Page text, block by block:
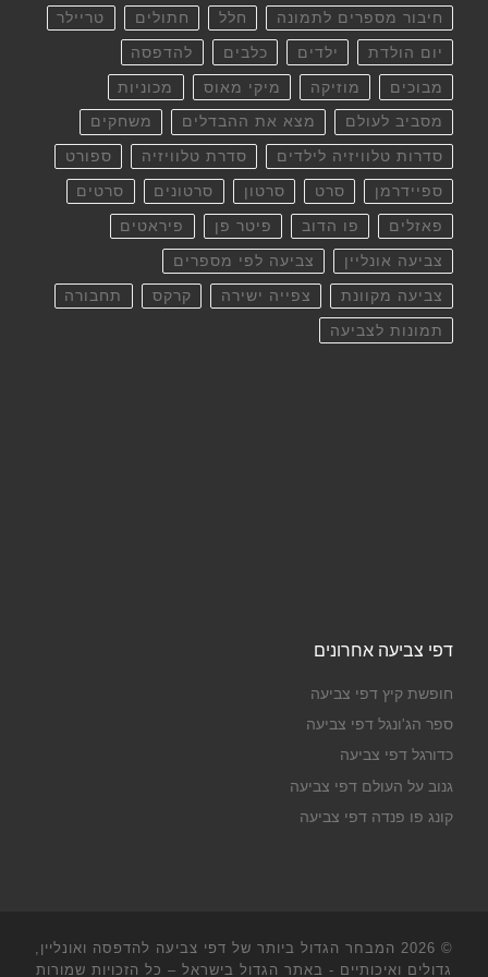
חיבור מספרים לתמונה חלל חתולים טריילר
יום הולדת ילדים כלבים להדפסה
מבוכים מוזיקה מיקי מאוס מכוניות
מסביב לעולם מצא את ההבדלים משחקים
סדרות טלוויזיה לילדים סדרת טלוויזיה ספורט
ספיידרמן סרט סרטון סרטונים סרטים
פאזלים פו הדוב פיטר פן פיראטים
צביעה אונליין צביעה לפי מספרים
צביעה מקוונת צפייה ישירה קרקס תחבורה
תמונות לצביעה
דפי צביעה אחרונים
חופשת קיץ דפי צביעה
ספר הג'ונגל דפי צביעה
כדורגל דפי צביעה
גנוב על העולם דפי צביעה
קונג פו פנדה דפי צביעה
© 2026
המבחר הגדול ביותר של דפי צביעה להדפסה ואונליין,
גדולים ואיכותיים - באתר הגדול בישראל – כל הזכויות שמורות